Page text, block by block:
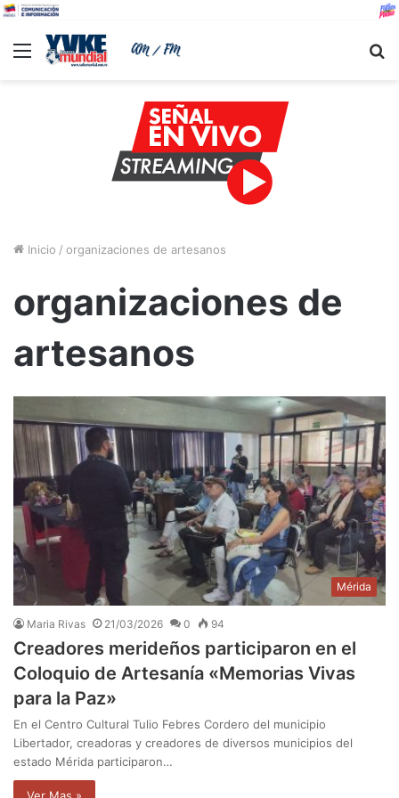
Menu
Inicio / organizaciones de artesanos
organizaciones de
artesanos
Mérida
Maria Rivas 21/03/2026 0 94
Creadores merideños participaron en el
Coloquio de Artesanía «Memorias Vivas
para la Paz»
​En el Centro Cultural Tulio Febres Cordero del municipio
Libertador, creadoras y creadores de diversos municipios del
estado Mérida participaron…